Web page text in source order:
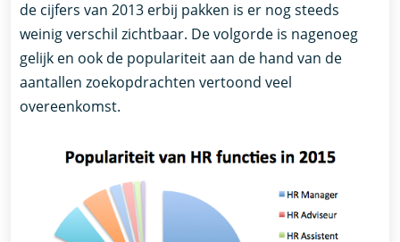
de cijfers van 2013 erbij pakken is er nog steeds
weinig verschil zichtbaar. De volgorde is nagenoeg
gelijk en ook de populariteit aan de hand van de
aantallen zoekopdrachten vertoond veel
overeenkomst.